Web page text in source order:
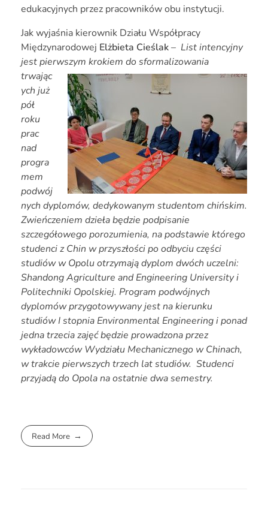
edukacyjnych przez pracowników obu instytucji.
Jak wyjaśnia kierownik Działu Współpracy
Międzynarodowej Elżbieta Cieślak– List intencyjny
jest pierwszym krokiem do sformalizowania
trwając
ych już
pół
roku
prac
nad
progra
mem
podwój
nych dyplomów, dedykowanym studentom chińskim.
Zwieńczeniem dzieła będzie podpisanie
szczegółowego porozumienia, na podstawie którego
studenci z Chin w przyszłości po odbyciu części
studiów w Opolu otrzymają dyplom dwóch uczelni:
Shandong Agriculture and Engineering University i
Politechniki Opolskiej. Program podwójnych
dyplomów przygotowywany jest na kierunku
studiów I stopnia Environmental Engineering i ponad
jedna trzecia zajęć będzie prowadzona przez
wykładowców Wydziału Mechanicznego w Chinach,
w trakcie pierwszych trzech lat studiów. Studenci
przyjadą do Opola na ostatnie dwa semestry.
Read More